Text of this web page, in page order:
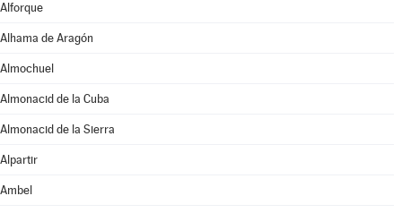
Alforque
Alhama de Aragón
Almochuel
Almonacid de la Cuba
Almonacid de la Sierra
Alpartir
Ambel